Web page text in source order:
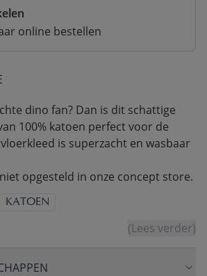
online bestellen
dino fan? Dan is dit schattige
100% katoen perfect voor de
is superzacht en wasbaar
opgesteld in onze concept store.
KATOEN
(Lees verder)